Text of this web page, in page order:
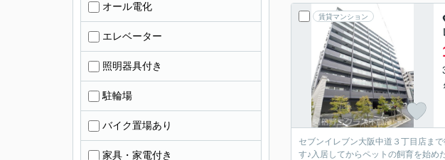
賃貸マンション
セブンイレブン大阪中道３丁目店ま
す♪入居してからペットの飼育を始め
オール電化
エレベーター
照明器具付き
駐輪場
バイク置場あり
家具・家電付き